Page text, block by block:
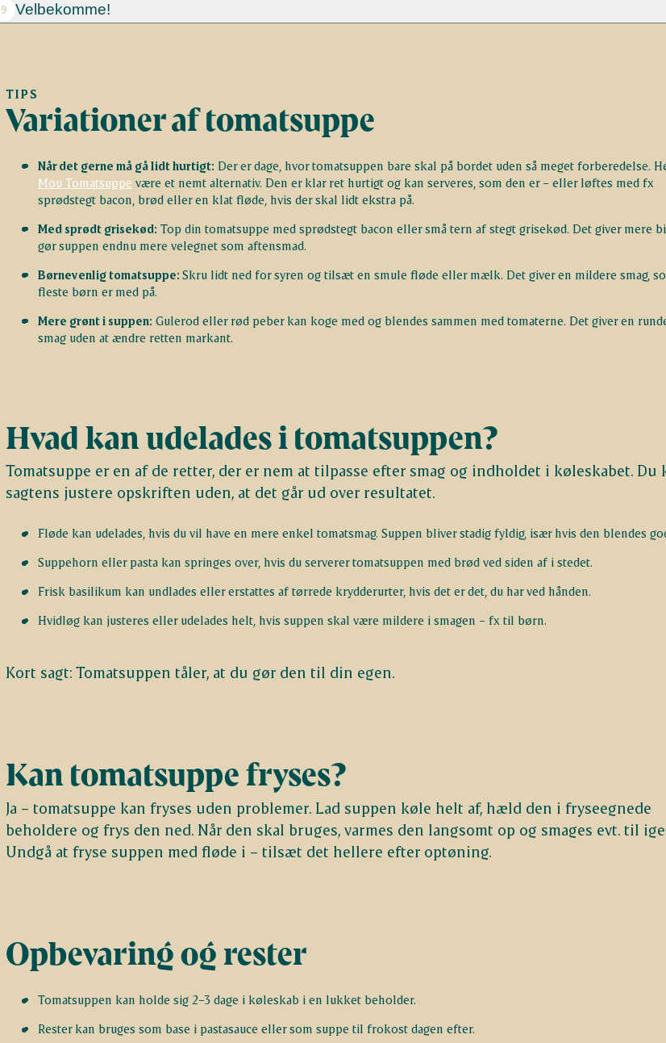
9 Velbekomme!
TIPS
Variationer af tomatsuppe
Når det gerne må gå lidt hurtigt: Der er dage, hvor tomatsuppen bare skal på bordet uden så meget forberedelse.
Mou Tomatsuppe være et nemt alternativ. Den er klar ret hurtigt og kan serveres, som den er – eller løftes med fx
sprødstegt bacon, brød eller en klat fløde, hvis der skal lidt ekstra på.
Med sprødt grisekød: Top din tomatsuppe med sprødstegt bacon eller små tern af stegt grisekød. Det giver mere
gør suppen endnu mere velegnet som aftensmad.
Børnevenlig tomatsuppe: Skru lidt ned for syren og tilsæt en smule fløde eller mælk. Det giver en mildere smag,
fleste børn er med på.
Mere grønt i suppen: Gulerod eller rød peber kan koge med og blendes sammen med tomaterne. Det giver en
smag uden at ændre retten markant.
Hvad kan udelades i tomatsuppen?
Tomatsuppe er en af de retter, der er nem at tilpasse efter smag og indholdet i køleskabet. Du
sagtens justere opskriften uden, at det går ud over resultatet.
Fløde kan udelades, hvis du vil have en mere enkel tomatsmag. Suppen bliver stadig fyldig, især hvis den blendes
Suppehorn eller pasta kan springes over, hvis du serverer tomatsuppen med brød ved siden af i stedet.
Frisk basilikum kan undlades eller erstattes af tørrede krydderurter, hvis det er det, du har ved hånden.
Hvidløg kan justeres eller udelades helt, hvis suppen skal være mildere i smagen – fx til børn.
Kort sagt: Tomatsuppen tåler, at du gør den til din egen.
Kan tomatsuppe fryses?
Ja – tomatsuppe kan fryses uden problemer. Lad suppen køle helt af, hæld den i fryseegnede
beholdere og frys den ned. Når den skal bruges, varmes den langsomt op og smages evt. til
Undgå at fryse suppen med fløde i – tilsæt det hellere efter optøning.
Opbevaring og rester
Tomatsuppen kan holde sig 2–3 dage i køleskab i en lukket beholder.
Rester kan bruges som base i pastasauce eller som suppe til frokost dagen efter.